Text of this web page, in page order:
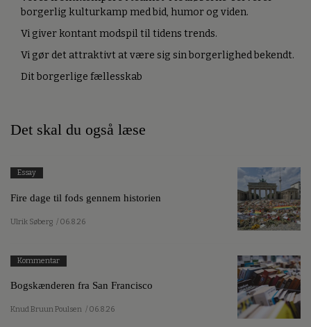
borgerlig kulturkamp med bid, humor og viden.
Vi giver kontant modspil til tidens trends.
Vi gør det attraktivt at være sig sin borgerlighed bekendt.
Dit borgerlige fællesskab
Det skal du også læse
Essay
Fire dage til fods gennem historien
Ulrik Søberg / 06.8.26
Kommentar
Bogskænderen fra San Francisco
Knud Bruun Poulsen / 06.8.26